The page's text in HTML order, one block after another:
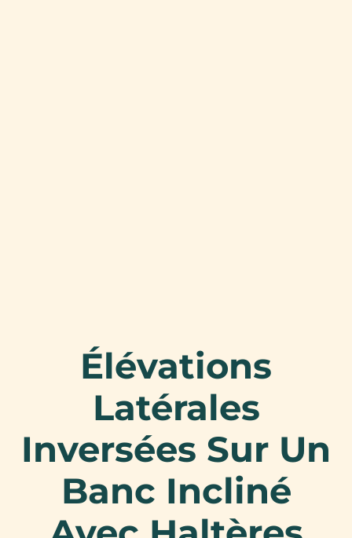
Élévations
Latérales
Inversées Sur Un
Banc Incliné